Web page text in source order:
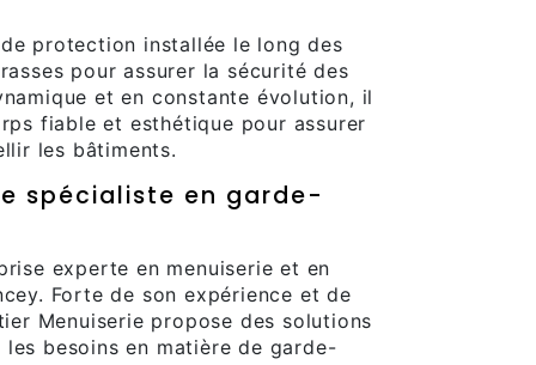
protection installée le long des
pour assurer la sécurité des
et en constante évolution, il
fiable et esthétique pour assurer
les bâtiments.
spécialiste en garde-
experte en menuiserie et en
Forte de son expérience et de
Menuiserie propose des solutions
besoins en matière de garde-